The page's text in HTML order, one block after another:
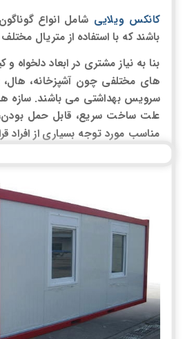
کانکس ویلایی شامل انواع
باشند که با استفاده از متریال
بنا به نیاز مشتری در ابعاد دلخواه
های مختلفی چون آشپزخانه، هال،
سرویس بهداشتی می باشند. سازه
علت ساخت سریع، قابل حمل
مناسب مورد توجه بسیاری از افراد